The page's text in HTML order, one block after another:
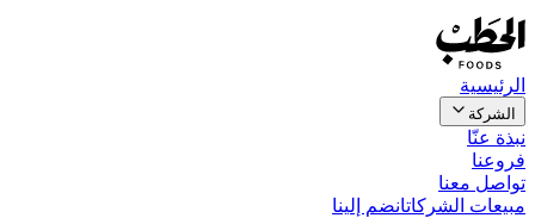
الرئيسية
الشركة
نبذة عنّا
فروعنا
تواصل معنا
مبيعات الشركاتانضم إلينا